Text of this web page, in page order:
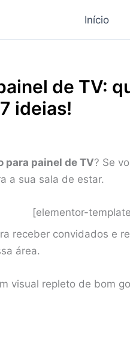
Início
de TV:
ideias!
para painel de TV? Se
a sua sala de estar.
[elementor-
receber convidados e
área.
visual repleto de bom